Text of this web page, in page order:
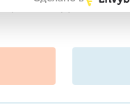
для наружного